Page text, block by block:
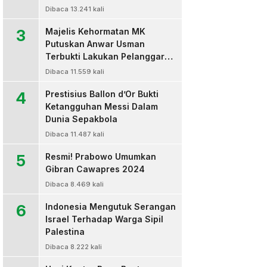
Dibaca 13.241 kali
3
Majelis Kehormatan MK
Putuskan Anwar Usman
Terbukti Lakukan Pelanggaran
Berat Kode Etik dan
Dibaca 11.559 kali
4
Prestisius Ballon d’Or Bukti
Ketangguhan Messi Dalam
Dunia Sepakbola
Dibaca 11.487 kali
5
Resmi! Prabowo Umumkan
Gibran Cawapres 2024
Dibaca 8.469 kali
6
Indonesia Mengutuk Serangan
Israel Terhadap Warga Sipil
Palestina
Dibaca 8.222 kali